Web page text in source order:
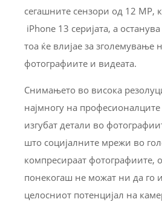
сегашните сензори од 12 MP,
iPhone 13 серијата, а
тоа ќе влијае за зголемување
фотографиите и видеата.
Снимањето во висока
најмногу на професионалците
изгубат детали во
што социјалните мрежи во
компресираат фотографиите,
понекогаш не можат ни да го
целосниот потенцијал на